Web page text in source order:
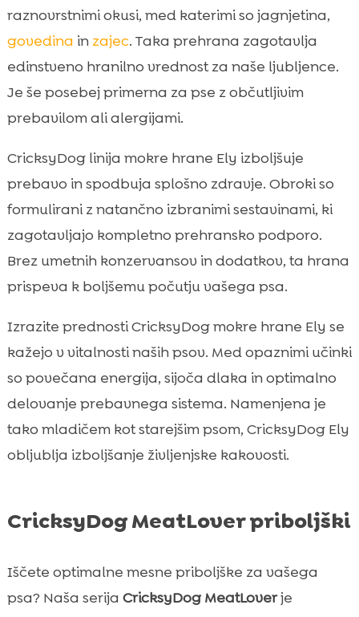
raznovrstnimi okusi, med katerimi so jagnjetina,
govedina in zajec. Taka prehrana zagotavlja
edinstveno hranilno vrednost za naše ljubljence.
Je še posebej primerna za pse z občutljivim
prebavilom ali alergijami.
CricksyDog linija mokre hrane Ely izboljšuje
prebavo in spodbuja splošno zdravje. Obroki so
formulirani z natančno izbranimi sestavinami, ki
zagotavljajo kompletno prehransko podporo.
Brez umetnih konzervansov in dodatkov, ta hrana
prispeva k boljšemu počutju vašega psa.
Izrazite prednosti CricksyDog mokre hrane Ely se
kažejo v vitalnosti naših psov. Med opaznimi učinki
so povečana energija, sijoča dlaka in optimalno
delovanje prebavnega sistema. Namenjena je
tako mladičem kot starejšim psom, CricksyDog Ely
obljublja izboljšanje življenjske kakovosti.
CricksyDog MeatLover priboljški
Iščete optimalne mesne priboljške za vašega
psa? Naša serija CricksyDog MeatLoverje